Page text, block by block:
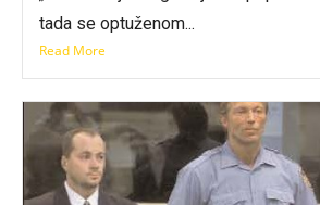
tada se optuženom...
Read More